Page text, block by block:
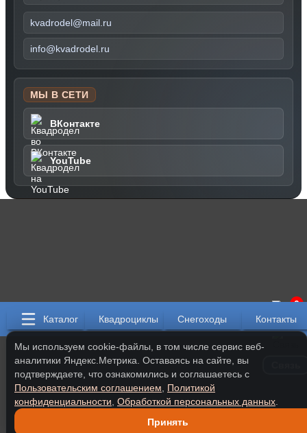
Каталог Квадроциклы Снегоходы Контакты
0
kvadrodel@mail.ru
info@kvadrodel.ru
МЫ В СЕТИ
ВКонтакте
YouTube
Мы используем cookie-файлы, в том числе сервис веб-
аналитики Яндекс.Метрика. Оставаясь на сайте, вы
подтверждаете, что ознакомились и соглашаетесь с
Пользовательским соглашением
Политикой
конфиденциальности Обработкой персональных данных
Принять